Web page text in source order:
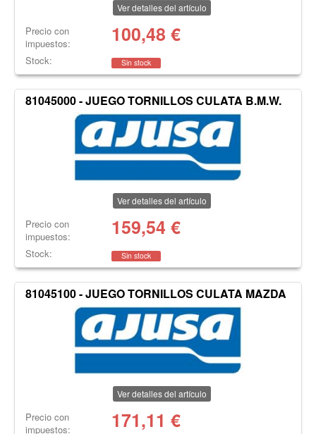
Ver detalles del artículo
Precio con
impuestos:
100,48 €
Stock: Sin stock
81045000 - JUEGO TORNILLOS CULATA B.M.W.
Ver detalles del artículo
Precio con
impuestos:
159,54 €
Stock: Sin stock
81045100 - JUEGO TORNILLOS CULATA MAZDA
Ver detalles del artículo
Precio con
impuestos:
171,11 €